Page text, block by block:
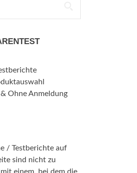
Ohne Anmeldung
/ Testberichte auf
sind nicht zu